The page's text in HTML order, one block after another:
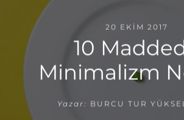
20 EKIM 2017
10
Minimalizm
Yazar: BURCU TUR